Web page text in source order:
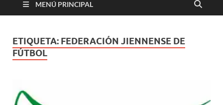
MENÚ PRINCIPAL
ETIQUETA: FEDERACIÓN JIENNENSE DE
FÚTBOL